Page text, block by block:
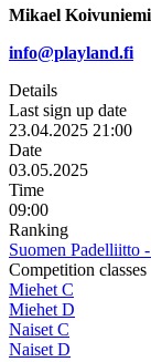
Mikael
info@playland.fi
Details
Last sign up date
23.04.2025 21:00
Date
03.05.2025
Time
09:00
Ranking
Suomen Padelliitto
Competition classes
Miehet C
Miehet D
Naiset C
Naiset D